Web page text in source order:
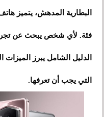
فئة. لأي شخص يبحث عن
التي يجب أن تعرفها.